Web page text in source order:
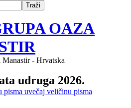
OAZA
- Hrvatska
udruga 2026.
pisma uvečaj veličinu pisma